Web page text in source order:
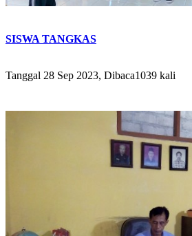
SISWA TANGKAS
Tanggal 28 Sep 2023, Dibaca1039 kali